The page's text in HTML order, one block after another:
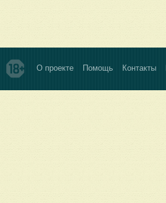
О проекте Помощь Контакты